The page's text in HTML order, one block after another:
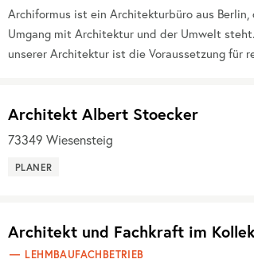
Archiformus ist ein Architekturbüro aus
Umgang mit Architektur und der Umwelt
unserer Architektur ist die Voraussetzung für
Architekt Albert Stoecker
73349 Wiesensteig
PLANER
Architekt und Fachkraft im
LEHMBAUFACHBETRIEB